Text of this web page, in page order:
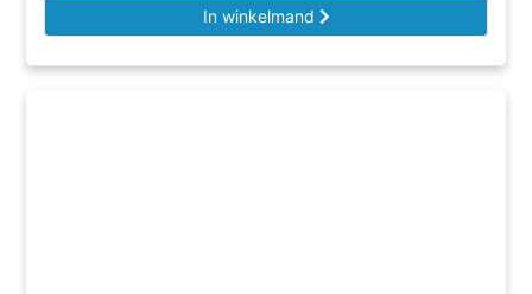
In winkelmand